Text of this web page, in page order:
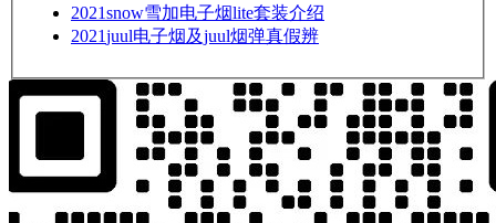
2021snow雪加电子烟lite套装介绍
2021juul电子烟及juul烟弹真假辨